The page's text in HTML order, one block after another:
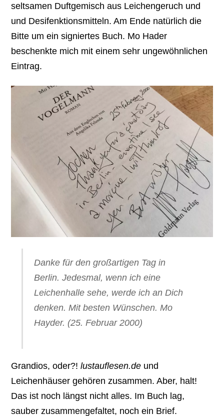
seltsamen Duftgemisch aus Leichengeruch und
und Desifenktionsmitteln. Am Ende natürlich die
Bitte um ein signiertes Buch. Mo Hader
beschenkte mich mit einem sehr ungewöhnlichen
Eintrag.
Danke für den großartigen Tag in
Berlin. Jedesmal, wenn ich eine
Leichenhalle sehe, werde ich an Dich
denken. Mit besten Wünschen. Mo
Hayder. (25. Februar 2000)
Grandios, oder?!lustauflesen.de und
Leichenhäuser gehören zusammen. Aber, halt!
Das ist noch längst nicht alles. Im Buch lag,
sauber zusammengefaltet, noch ein Brief.